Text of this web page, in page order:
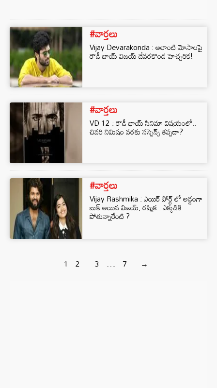
#వార్తలు
Vijay Devarakonda : అలాంటి మోసాలపై
రౌడీ బాయ్ విజయ్‌ దేవరకొండ హెచ్చరిక!
#వార్తలు
VD 12 : రౌడీ భాయ్ సినిమా విషయంలో..
చివరి నిమిషం వరకు సస్పెన్స్‌ తప్పదా?
#వార్తలు
Vijay Rashmika : ఎయిర్ పోర్ట్ లో అడ్డంగా
బుక్ అయిన విజయ్, రష్మిక.. ఎక్కడికి
పోతున్నారేంటి ?
1 2 3 … 7 →